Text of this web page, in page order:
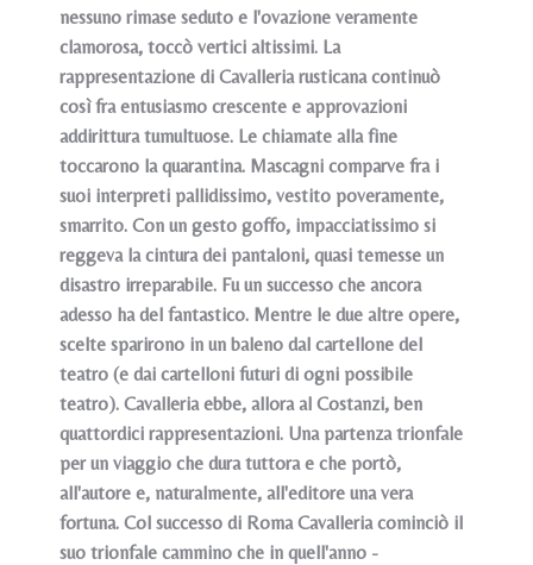
nessuno rimase seduto e l'ovazione veramente
clamorosa, toccò vertici altissimi. La
rappresentazione di Cavalleria rusticana continuò
così fra entusiasmo crescente e approvazioni
addirittura tumultuose. Le chiamate alla fine
toccarono la quarantina. Mascagni comparve fra i
suoi interpreti pallidissimo, vestito poveramente,
smarrito. Con un gesto goffo, impacciatissimo si
reggeva la cintura dei pantaloni, quasi temesse un
disastro irreparabile. Fu un successo che ancora
adesso ha del fantastico. Mentre le due altre opere,
scelte sparirono in un baleno dal cartellone del
teatro (e dai cartelloni futuri di ogni possibile
teatro). Cavalleria ebbe, allora al Costanzi, ben
quattordici rappresentazioni. Una partenza trionfale
per un viaggio che dura tuttora e che portò,
all'autore e, naturalmente, all'editore una vera
fortuna. Col successo di Roma Cavalleria cominciò il
suo trionfale cammino che in quell'anno -